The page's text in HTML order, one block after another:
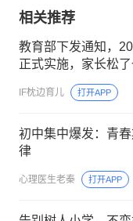
相关推荐
教育部下发通知，
正式实施，家长松
IF枕边育儿 打开APP
初中集中爆发：青
律
心理医生老秦 打开APP